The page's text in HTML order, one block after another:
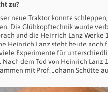
zu?
neue Traktor konnte
Die Glühkopftechnik wurde
und die Heinrich Lanz Werke
Heinrich Lanz steht heute
Experimente für
dem Tod von Heinrich Lanz
mit Prof. Johann Schütte